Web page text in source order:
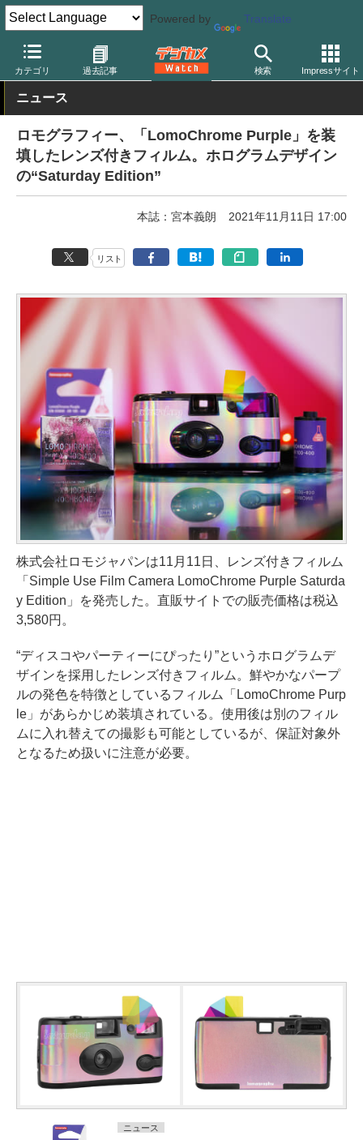
Powered by Translate
カテゴリ 過去記事 検索 Impressサイト
デジカメ Watch フィルム関連 フィルムカメラ ロモグラフィー
ニュース
ロモグラフィー、「LomoChrome Purple」を装
填したレンズ付きフィルム。ホログラムデザイン
の“Saturday Edition”
本誌：宮本義朗 2021年11月11日 17:00
リスト
株式会社ロモジャパンは11月11日、レンズ付きフィルム
「Simple Use Film Camera LomoChrome Purple Saturda
y Edition」を発売した。直販サイトでの販売価格は税込
3,580円。
“ディスコやパーティーにぴったり”というホログラムデ
ザインを採用したレンズ付きフィルム。鮮やかなパープ
ルの発色を特徴としているフィルム「LomoChrome Purp
le」があらかじめ装填されている。使用後は別のフィル
ムに入れ替えての撮影も可能としているが、保証対象外
となるため扱いに注意が必要。
ニュース